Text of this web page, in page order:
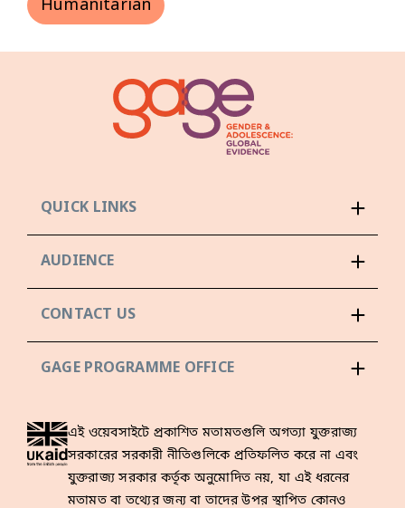
Humanitarian
QUICK LINKS
AUDIENCE
CONTACT US
GAGE PROGRAMME OFFICE
এই ওয়েবসাইটে প্রকাশিত মতামতগুলি অগত্যা যুক্তরাজ্য
সরকারের সরকারী নীতিগুলিকে প্রতিফলিত করে না এবং
যুক্তরাজ্য সরকার কর্তৃক অনুমোদিত নয়, যা এই ধরনের
মতামত বা তথ্যের জন্য বা তাদের উপর স্থাপিত কোনও